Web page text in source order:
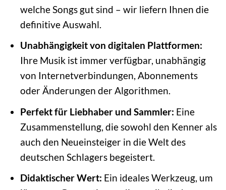
welche Songs gut sind – wir liefern Ihnen die
definitive Auswahl.
Unabhängigkeit von digitalen Plattformen:
Ihre Musik ist immer verfügbar, unabhängig
von Internetverbindungen, Abonnements
oder Änderungen der Algorithmen.
Perfekt für Liebhaber und Sammler: Eine
Zusammenstellung, die sowohl den Kenner als
auch den Neueinsteiger in die Welt des
deutschen Schlagers begeistert.
Didaktischer Wert: Ein ideales Werkzeug, um